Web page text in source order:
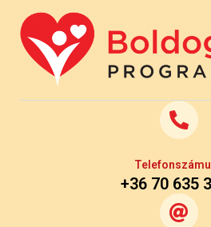
+36 70 635